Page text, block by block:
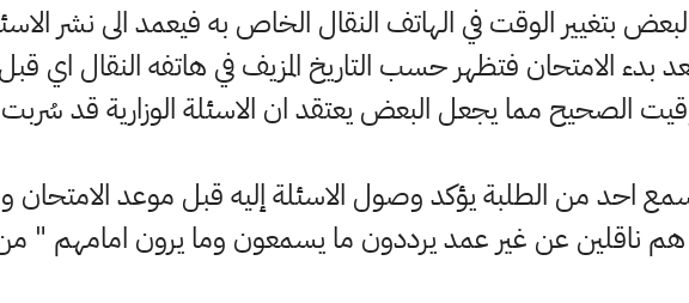
بتغيير الوقت في الهاتف النقال الخاص به فيعمد الى نشر الاسئلة
بعد بدء الامتحان فتظهر حسب التاريخ المزيف في هاتفه النقال
الصحيح مما يجعل البعض يعتقد ان الاسئلة الوزارية قد
نسمع احد من الطلبة يؤكد وصول الاسئلة إليه قبل موعد
هم ناقلين عن غير عمد يرددون ما يسمعون وما يرون امامهم " من